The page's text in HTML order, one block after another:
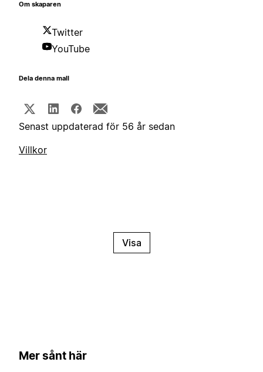
Om skaparen
Twitter
YouTube
Dela denna mall
Senast uppdaterad för 56 år sedan
Villkor
Visa
Mer sånt här